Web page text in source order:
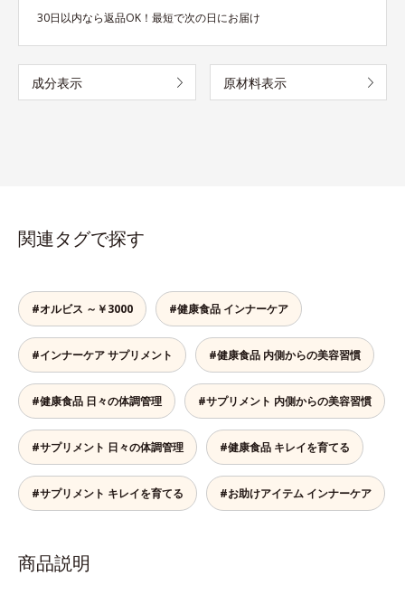
30日以内なら返品OK！最短で次の日にお届け
成分表示 原材料表示
関連タグで探す
#オルビス ～￥3000 #健康食品 インナーケア
#インナーケア サプリメント #健康食品 内側からの美容習慣
#健康食品 日々の体調管理 #サプリメント 内側からの美容習慣
#サプリメント 日々の体調管理 #健康食品 キレイを育てる
#サプリメント キレイを育てる #お助けアイテム インナーケア
商品説明